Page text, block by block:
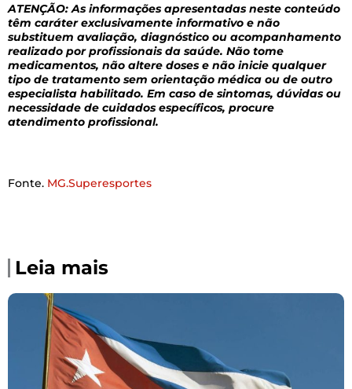
ATENÇÃO: As informações apresentadas neste conteúdo
têm caráter exclusivamente informativo e não
substituem avaliação, diagnóstico ou acompanhamento
realizado por profissionais da saúde. Não tome
medicamentos, não altere doses e não inicie qualquer
tipo de tratamento sem orientação médica ou de outro
especialista habilitado. Em caso de sintomas, dúvidas ou
necessidade de cuidados específicos, procure
atendimento profissional.
Fonte. MG.Superesportes
Leia mais